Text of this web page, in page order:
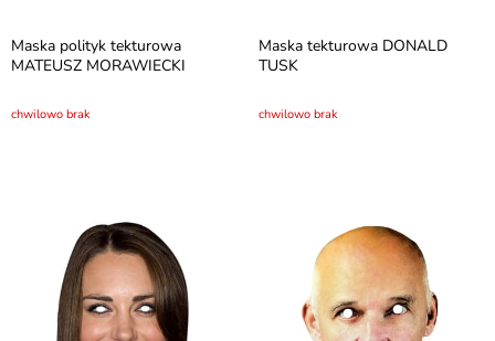
Maska polityk tekturowa
MATEUSZ MORAWIECKI
chwilowo brak
Maska tekturowa DONALD
TUSK
chwilowo brak